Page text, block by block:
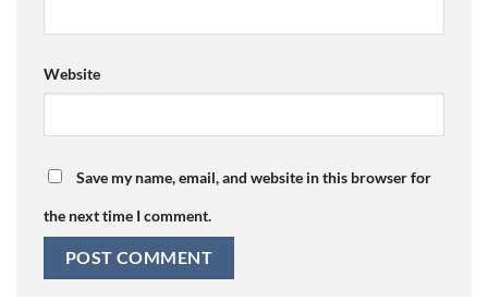
Website
Save my name, email, and website in this browser for
the next time I comment.